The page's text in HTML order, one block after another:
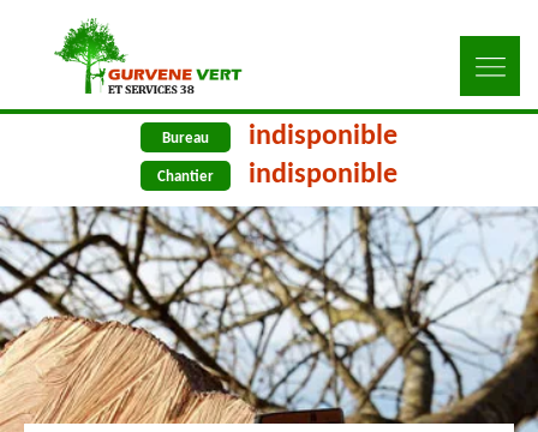
Bureau indisponible
Chantier indisponible